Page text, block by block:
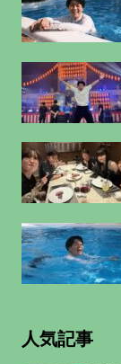
人気記事